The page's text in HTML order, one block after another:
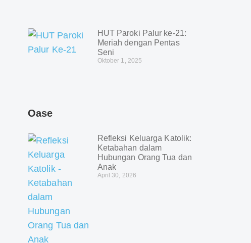
HUT Paroki Palur ke-21:
Meriah dengan Pentas
Seni
Oktober 1, 2025
Oase
Refleksi Keluarga Katolik:
Ketabahan dalam
Hubungan Orang Tua dan
Anak
April 30, 2026